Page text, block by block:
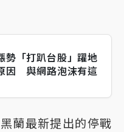
勢「打趴台股」躍地
因 與網路泡沫有這
蘭最新提出的停戰